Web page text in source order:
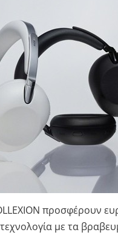
προσφέρουν
με τα